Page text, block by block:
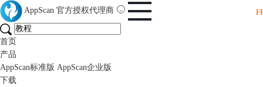
AppScan 官方授权代理商
首页
产品
AppScan标准版 AppScan企业版
下载